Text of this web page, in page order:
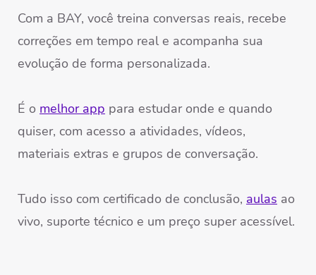
Com a BAY, você treina conversas reais, recebe
correções em tempo real e acompanha sua
evolução de forma personalizada.
É o melhor app para estudar onde e quando
quiser, com acesso a atividades, vídeos,
materiais extras e grupos de conversação.
Tudo isso com certificado de conclusão, aulas ao
vivo, suporte técnico e um preço super acessível.